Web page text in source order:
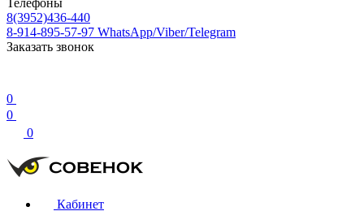
Телефоны
8(3952)436-440
8-914-895-57-97 WhatsApp/Viber/Telegram
Заказать звонок
0
0
0
Кабинет